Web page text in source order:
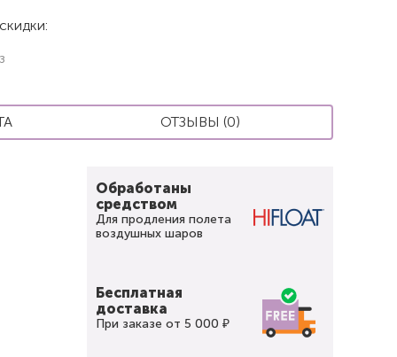
ОТЗЫВЫ (0)
Обработаны
средством
Для продления полета
воздушных шаров
Бесплатная
доставка
При заказе от 5 000 ₽